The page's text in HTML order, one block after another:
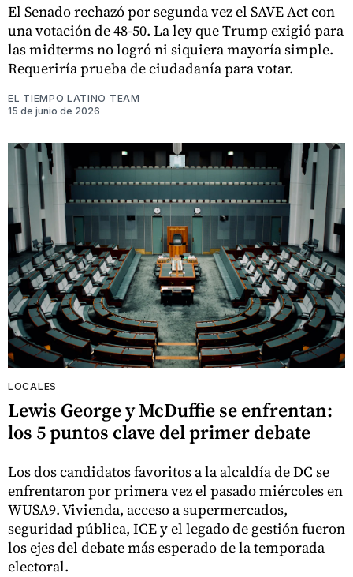
El Senado rechazó por segunda vez el SAVE Act con
una votación de 48-50. La ley que Trump exigió para
las midterms no logró ni siquiera mayoría simple.
Requeriría prueba de ciudadanía para votar.
EL TIEMPO LATINO TEAM
15 de junio de 2026
LOCALES
Lewis George y McDuffie se enfrentan:
los 5 puntos clave del primer debate
Los dos candidatos favoritos a la alcaldía de DC se
enfrentaron por primera vez el pasado miércoles en
WUSA9. Vivienda, acceso a supermercados,
seguridad pública, ICE y el legado de gestión fueron
los ejes del debate más esperado de la temporada
electoral.